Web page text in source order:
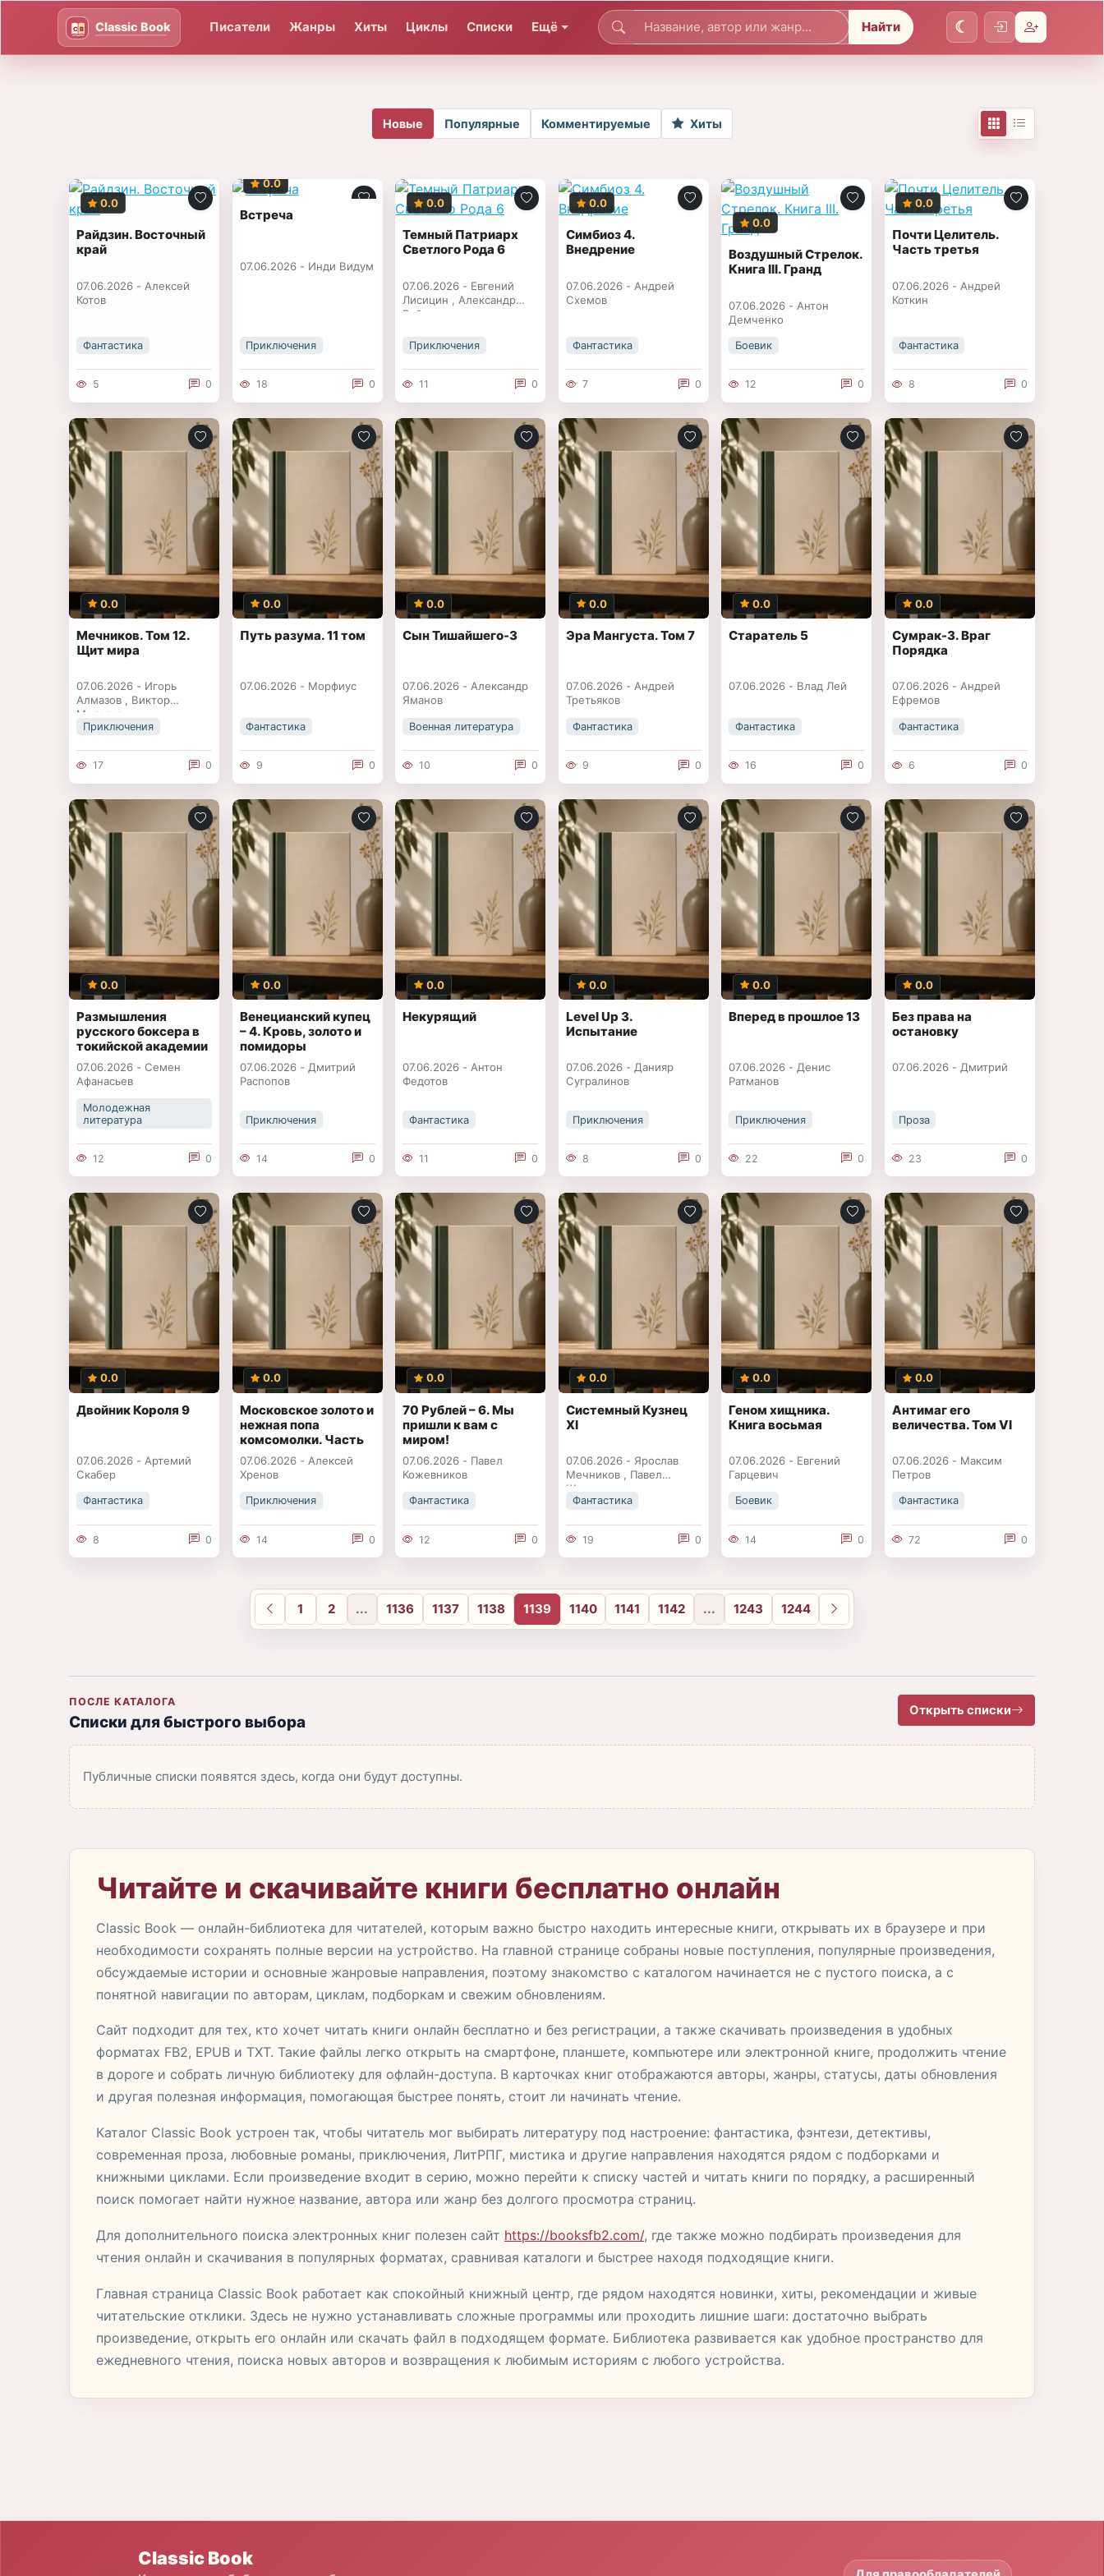
Писатели Жанры Хиты Циклы Списки Ещё Найти
Новые Популярные Комментируемые Хиты
0.0
Райдзин. Восточный
край
07.06.2026 - Алексей
Котов
Фантастика
5 0
0.0
Встреча
07.06.2026 - Инди Видум
Приключения
18 0
0.0
Темный Патриарх
Светлого Рода 6
07.06.2026 - Евгений
Лисицин , Александр
Вайс
Приключения
11 0
0.0
Симбиоз 4.
Внедрение
07.06.2026 - Андрей
Схемов
Фантастика
7 0
0.0
Воздушный Стрелок.
Книга III. Гранд
07.06.2026 - Антон
Демченко
Боевик
12 0
0.0
Почти Целитель.
Часть третья
07.06.2026 - Андрей
Коткин
Фантастика
8 0
0.0
Мечников. Том 12.
Щит мира
07.06.2026 - Игорь
Алмазов , Виктор
Молотов
Приключения
17 0
0.0
Путь разума. 11 том
07.06.2026 - Морфиус
Фантастика
9 0
0.0
Сын Тишайшего-3
07.06.2026 -Александр
Яманов
Военная литература
10 0
0.0
Эра Мангуста. Том 7
07.06.2026 - Андрей
Третьяков
Фантастика
9 0
0.0
Старатель 5
07.06.2026 - Влад Лей
Фантастика
16 0
0.0
Сумрак-3. Враг
Порядка
07.06.2026 - Андрей
Ефремов
Фантастика
6 0
0.0
Размышления
русского боксера в
токийской академии
Тамагава 5
07.06.2026 -Семен
Афанасьев
Молодежная
литература
12 0
0.0
Венецианский купец
– 4. Кровь, золото и
помидоры
07.06.2026 - Дмитрий
Распопов
Приключения
14 0
0.0
Некурящий
07.06.2026 - Антон
Федотов
Фантастика
11 0
0.0
Level Up 3.
Испытание
07.06.2026 - Данияр
Сугралинов
Приключения
8 0
0.0
Вперед в прошлое 13
07.06.2026 - Денис
Ратманов
Приключения
22 0
0.0
Без права на
остановку
07.06.2026 - Дмитрий
Проза
23 0
0.0
Двойник Короля 9
07.06.2026 - Артемий
Скабер
Фантастика
8 0
0.0
Московское золото и
нежная попа
комсомолки. Часть
Третья
07.06.2026 - Алексей
Хренов
Приключения
14 0
0.0
70 Рублей – 6. Мы
пришли к вам с
миром!
07.06.2026 - Павел
Кожевников
Фантастика
12 0
0.0
Системный Кузнец
XI
07.06.2026 - Ярослав
Мечников , Павел
Шимуро
Фантастика
19 0
0.0
Геном хищника.
Книга восьмая
07.06.2026 - Евгений
Гарцевич
Боевик
14 0
0.0
Антимаг его
величества. Том VI
07.06.2026 - Максим
Петров
Фантастика
72 0
Назад
1 2 ... 1136 1137 1138 1139 1140 1141 1142 ... 1243 1244 Вперёд
ПОСЛЕ КАТАЛОГА
Списки для быстрого выбора
Открыть списки
Публичные списки появятся здесь, когда они будут доступны.
Читайте и скачивайте книги бесплатно онлайн
Classic Book — онлайн-библиотека для читателей, которым важно быстро находить интересные книги, открывать их в браузере и при
необходимости сохранять полные версии на устройство. На главной странице собраны новые поступления, популярные произведения,
обсуждаемые истории и основные жанровые направления, поэтому знакомство с каталогом начинается не с пустого поиска, а с
понятной навигации по авторам, циклам, подборкам и свежим обновлениям.
Сайт подходит для тех, кто хочет читать книги онлайн бесплатно и без регистрации, а также скачивать произведения в удобных
форматах FB2, EPUB и TXT. Такие файлы легко открыть на смартфоне, планшете, компьютере или электронной книге, продолжить чтение
в дороге и собрать личную библиотеку для офлайн-доступа. В карточках книг отображаются авторы, жанры, статусы, даты обновления
и другая полезная информация, помогающая быстрее понять, стоит ли начинать чтение.
Каталог Classic Book устроен так, чтобы читатель мог выбирать литературу под настроение: фантастика, фэнтези, детективы,
современная проза, любовные романы, приключения, ЛитРПГ, мистика и другие направления находятся рядом с подборками и
книжными циклами. Если произведение входит в серию, можно перейти к списку частей и читать книги по порядку, а расширенный
поиск помогает найти нужное название, автора или жанр без долгого просмотра страниц.
Для дополнительного поиска электронных книг полезен сайт https://booksfb2.com/, где также можно подбирать произведения для
чтения онлайн и скачивания в популярных форматах, сравнивая каталоги и быстрее находя подходящие книги.
Главная страница Classic Book работает как спокойный книжный центр, где рядом находятся новинки, хиты, рекомендации и живые
читательские отклики. Здесь не нужно устанавливать сложные программы или проходить лишние шаги: достаточно выбрать
произведение, открыть его онлайн или скачать файл в подходящем формате. Библиотека развивается как удобное пространство для
ежедневного чтения, поиска новых авторов и возвращения к любимым историям с любого устройства.
Classic Book